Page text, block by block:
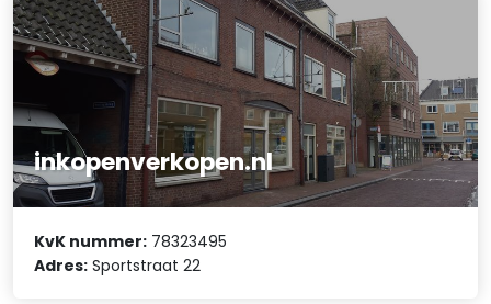
inkopenverkopen.nl
KvK nummer: 78323495
Adres: Sportstraat 22